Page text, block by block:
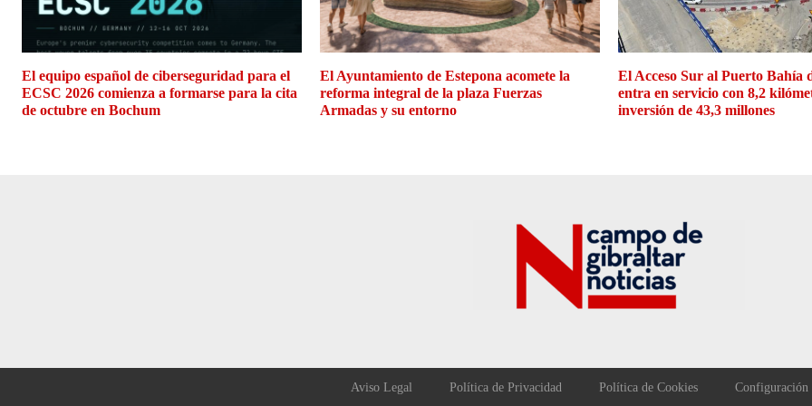
El equipo español de ciberseguridad para el
ECSC 2026 comienza a formarse para la cita
de octubre en Bochum
El Ayuntamiento de Estepona acomete la
reforma integral de la plaza Fuerzas
Armadas y su entorno
El Acceso Sur al Puerto Bahía
entra en servicio con 8,2
inversión de 43,3 millones
Aviso Legal Política de Privacidad Política de Cookies Configuración